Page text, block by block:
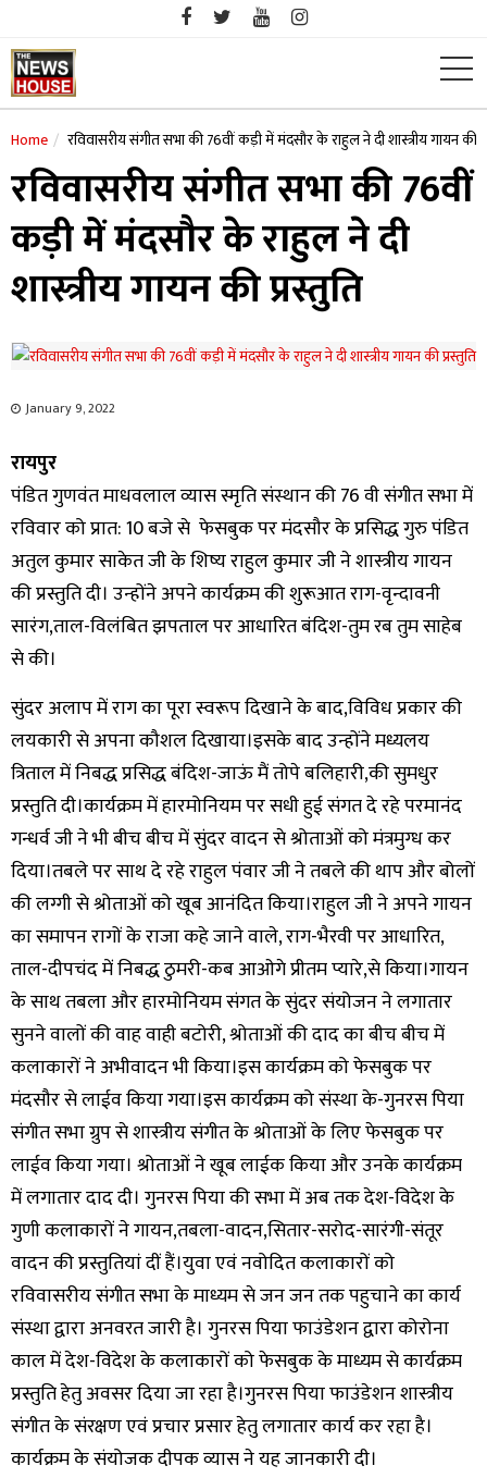
content
Home रविवासरीय संगीत सभा की 76वीं कड़ी में मंदसौर के राहुल ने दी शास्त्रीय गायन की
रविवासरीय संगीत सभा की 76वीं
कड़ी में मंदसौर के राहुल ने दी
शास्त्रीय गायन की प्रस्तुति
January 9, 2022
रायपुर
पंडित गुणवंत माधवलाल व्यास स्मृति संस्थान की 76 वी संगीत सभा में
रविवार को प्रात: 10 बजे से फेसबुक पर मंदसौर के प्रसिद्ध गुरु पंडित
अतुल कुमार साकेत जी के शिष्य राहुल कुमार जी ने शास्त्रीय गायन
की प्रस्तुति दी। उन्होंने अपने कार्यक्रम की शुरूआत राग-वृन्दावनी
सारंग,ताल-विलंबित झपताल पर आधारित बंदिश-तुम रब तुम साहेब
से की।
सुंदर अलाप में राग का पूरा स्वरूप दिखाने के बाद,विविध प्रकार की
लयकारी से अपना कौशल दिखाया।इसके बाद उन्होंने मध्यलय
त्रिताल में निबद्ध प्रसिद्ध बंदिश-जाऊं मैं तोपे बलिहारी,की सुमधुर
प्रस्तुति दी।कार्यक्रम में हारमोनियम पर सधी हुई संगत दे रहे परमानंद
गन्धर्व जी ने भी बीच बीच में सुंदर वादन से श्रोताओं को मंत्रमुग्ध कर
दिया।तबले पर साथ दे रहे राहुल पंवार जी ने तबले की थाप और बोलों
की लग्गी से श्रोताओं को खूब आनंदित किया।राहुल जी ने अपने गायन
का समापन रागों के राजा कहे जाने वाले, राग-भैरवी पर आधारित,
ताल-दीपचंद में निबद्ध ठुमरी-कब आओगे प्रीतम प्यारे,से किया।गायन
के साथ तबला और हारमोनियम संगत के सुंदर संयोजन ने लगातार
सुनने वालों की वाह वाही बटोरी, श्रोताओं की दाद का बीच बीच में
कलाकारों ने अभीवादन भी किया।इस कार्यक्रम को फेसबुक पर
मंदसौर से लाईव किया गया।इस कार्यक्रम को संस्था के-गुनरस पिया
संगीत सभा ग्रुप से शास्त्रीय संगीत के श्रोताओं के लिए फेसबुक पर
लाईव किया गया। श्रोताओं ने खूब लाईक किया और उनके कार्यक्रम
में लगातार दाद दी। गुनरस पिया की सभा में अब तक देश-विदेश के
गुणी कलाकारों ने गायन,तबला-वादन,सितार-सरोद-सारंगी-संतूर
वादन की प्रस्तुतियां दीं हैं।युवा एवं नवोदित कलाकारों को
रविवासरीय संगीत सभा के माध्यम से जन जन तक पहुचाने का कार्य
संस्था द्वारा अनवरत जारी है। गुनरस पिया फाउंडेशन द्वारा कोरोना
काल में देश-विदेश के कलाकारों को फेसबुक के माध्यम से कार्यक्रम
प्रस्तुति हेतु अवसर दिया जा रहा है।गुनरस पिया फाउंडेशन शास्त्रीय
संगीत के संरक्षण एवं प्रचार प्रसार हेतु लगातार कार्य कर रहा है।
कार्यक्रम के संयोजक दीपक व्यास ने यह जानकारी दी।